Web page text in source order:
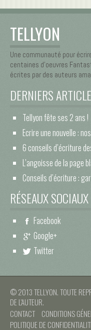
TELLYON
Une communauté pour
centaines d’oeuvres
écrites par des auteurs
DERNIERS
Tellyon fête ses 2 ans !
Ecrire une nouvelle :
6 conseils d’écriture
L’angoisse de la page
Conseils d’écriture :
RÉSEAUX SOCIAUX
Facebook
Google+
Twitter
© 2013 TELLYON. TOUTE
DE L'AUTEUR.
CONTACT
CONDITIONS
POLITIQUE DE